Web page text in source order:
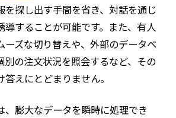
を探し出す手間を省き、対話を通じ
導することが可能です。また、有人
ーズな切り替えや、外部のデータベ
別の注文状況を照会するなど、その
えにとどまりません。
、膨大なデータを瞬時に処理でき